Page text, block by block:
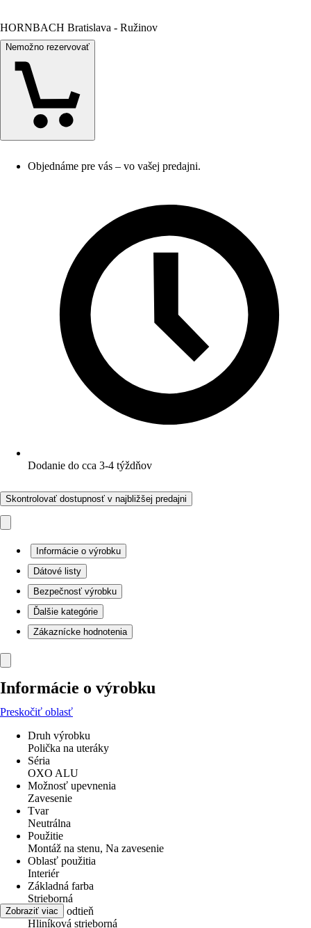
HORNBACH Bratislava - Ružinov
Nemožno rezervovať
Objednáme pre vás – vo vašej predajni.
Dodanie do cca 3-4 týždňov
Skontrolovať dostupnosť v najbližšej predajni
Informácie o výrobku
Dátové listy
Bezpečnosť výrobku
Ďalšie kategórie
Zákaznícke hodnotenia
Informácie o výrobku
Preskočiť oblasť
Druh výrobku
Polička na uteráky
Séria
OXO ALU
Možnosť upevnenia
Zavesenie
Tvar
Neutrálna
Použitie
Montáž na stenu, Na zavesenie
Oblasť použitia
Interiér
Základná farba
Strieborná
Farebný odtieň
Hliníková strieborná
Zobraziť viac